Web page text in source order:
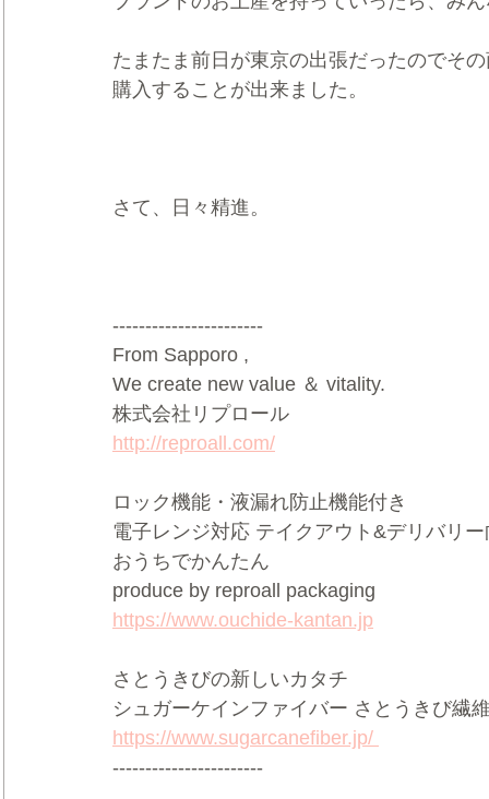
たまたま前日が東京の出張だったのでそ
購入することが出来ました。
さて、日々精進。
-----------------------
From Sapporo ,
We create new value ＆ vitality.
株式会社リプロール
http://reproall.com/
ロック機能・液漏れ防止機能付き
電子レンジ対応 テイクアウト&デリバリ
おうちでかんたん
produce by reproall packaging
https://www.ouchide-kantan.jp
さとうきびの新しいカタチ
シュガーケインファイバー さとうきび繊
https://www.sugarcanefiber.jp/
-----------------------